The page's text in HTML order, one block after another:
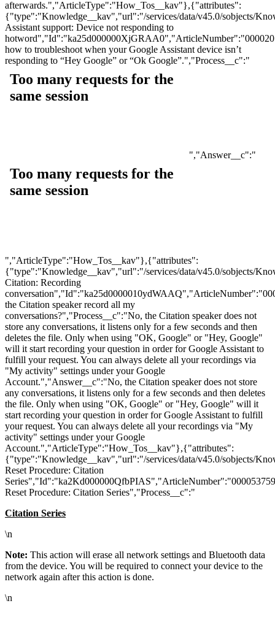
afterwards.","ArticleType":"How_Tos__kav"},{"attributes":
{"type":"Knowledge__kav","url":"/services/data/v45.0/sobjects/
Assistant support: Device not responding to
how to troubleshoot when your Google Assistant device isn’t
responding to “Hey Google” or “Ok Google”.","Process__c":"
","Answer__c":"
","ArticleType":"How_Tos__kav"},{"attributes":
{"type":"Knowledge__kav","url":"/services/data/v45.0/sobjects/
Citation: Recording
the Citation speaker record all my
conversations?","Process__c":"No, the Citation speaker does not
store any conversations, it listens only for a few seconds and then
deletes the file. Only when using "OK, Google" or "Hey, Google"
will it start recording your question in order for Google Assistant to
fulfill your request. You can always delete all your recordings via
"My activity" settings under your Google
Account.","Answer__c":"No, the Citation speaker does not store
any conversations, it listens only for a few seconds and then deletes
the file. Only when using "OK, Google" or "Hey, Google" will it
start recording your question in order for Google Assistant to fulfill
your request. You can always delete all your recordings via "My
activity" settings under your Google
Account.","ArticleType":"How_Tos__kav"},{"attributes":
{"type":"Knowledge__kav","url":"/services/data/v45.0/sobjects/
Reset Procedure: Citation
Reset Procedure: Citation Series","Process__c":"
Citation Series
\n
Note: This action will erase all network settings and Bluetooth data
from the device. You will be required to connect your device to the
network again after this action is done.
\n